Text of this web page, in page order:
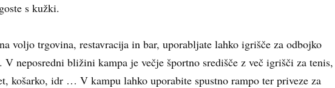
s kužki.
voljo trgovina, restavracija in bar, uporabljate lahko igrišče za odbojko
V neposredni bližini kampa je večje športno središče z več igrišči za tenis,
košarko, idr … V kampu lahko uporabite spustno rampo ter priveze za